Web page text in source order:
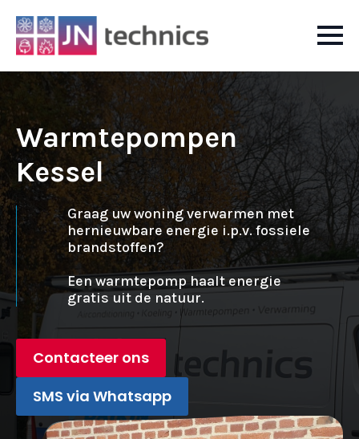
Warmtepompen
Kessel
Graag uw woning verwarmen met
hernieuwbare energie i.p.v. fossiele
brandstoffen?
Een warmtepomp haalt energie
gratis uit de natuur.
Contacteer ons
SMS via Whatsapp